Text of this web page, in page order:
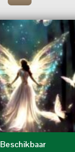
Beschikbaar